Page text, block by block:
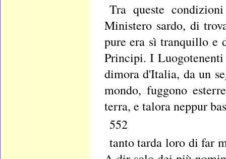
Tra queste
Ministero sardo, di
pure era sì tranquillo e
Principi. I
dimora d'Italia, da un
mondo, fuggono
terra, e talora neppur
552
tanto tarda loro di far